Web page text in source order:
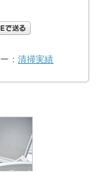
：清掃実績